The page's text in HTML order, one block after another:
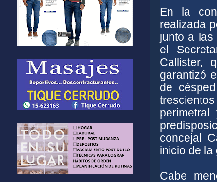
En la
realizada
junto a las
el
Callister,
garantizó
de
concejal
inicio de la
Cabe